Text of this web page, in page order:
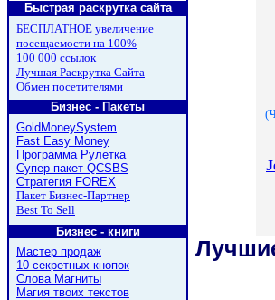
Быстрая раскрутка сайта
БЕСПЛАТНОЕ увеличение
посещаемости на 100%
100 000 ссылок
Лучшая Раскрутка Сайта
Обмен посетителями
Бизнес - Пакеты
GoldMoneySystem
Fast Easy Money
Программа Рулетка
Супер-пакет QCSBS
Стратегия FOREX
Пакет Бизнес-Партнер
Best To Sell
Бизнес - книги
Мастер продаж
10 секретных кнопок
Слова Магниты
Магия твоих текстов
(